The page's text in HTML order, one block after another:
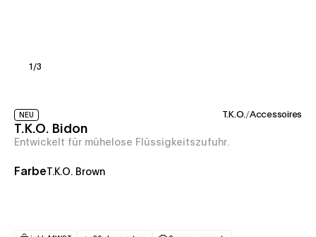
1 /3
NEU T.K.O./Accessoires
T.K.O. Bidon
Entwickelt für mühelose Flüssigkeitszufuhr.
FarbeT.K.O. Brown